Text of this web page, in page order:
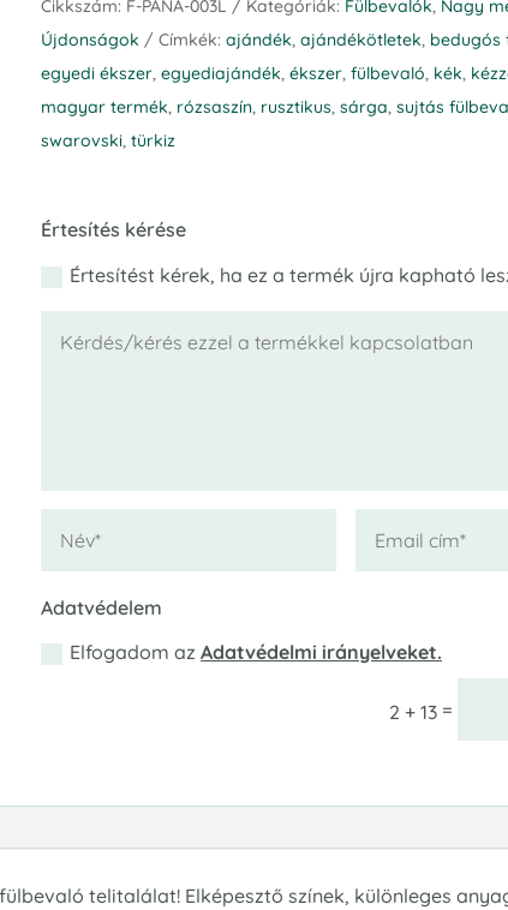
Cikkszám: F-PANA-003L Kategóriák: Fülbevalók, Nagy
Újdonságok
Címkék: ajándék, ajándékötletek, bedugós
egyedi ékszer, egyediajándék, ékszer, fülbevaló, kék,
magyar termék, rózsaszín, rusztikus, sárga, sujtás
swarovski, türkiz
Értesítés kérése
Értesítést kérek, ha ez a termék újra kapható
Adatvédelem
Elfogadom az Adatvédelmi irányelveket.
2 + 13=
telitalálat! Elképesztő színek, különleges